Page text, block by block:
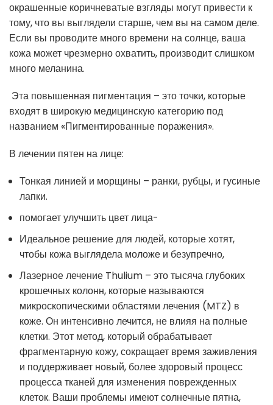
окрашенные коричневатые взгляды могут привести к
тому, что вы выглядели старше, чем вы на самом деле.
Если вы проводите много времени на солнце, ваша
кожа может чрезмерно охватить, производит слишком
много меланина.
Эта повышенная пигментация – это точки, которые
входят в широкую медицинскую категорию под
названием «Пигментированные поражения».
В лечении пятен на лице:
Тонкая линией и морщины – ранки, рубцы, и гусиные
лапки.
помогает улучшить цвет лица-
Идеальное решение для людей, которые хотят,
чтобы кожа выглядела моложе и безупречно,
Лазерное лечение Thulium – это тысяча глубоких
крошечных колонн, которые называются
микроскопическими областями лечения (MTZ) в
коже. Он интенсивно лечится, не влияя на полные
клетки. Этот метод, который обрабатывает
фрагментарную кожу, сокращает время заживления
и поддерживает новый, более здоровый процесс
процесса тканей для изменения поврежденных
клеток. Ваши проблемы имеют солнечные пятна,